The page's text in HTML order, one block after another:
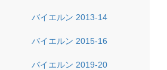
バイエルン 2013-14
バイエルン 2015-16
バイエルン 2019-20